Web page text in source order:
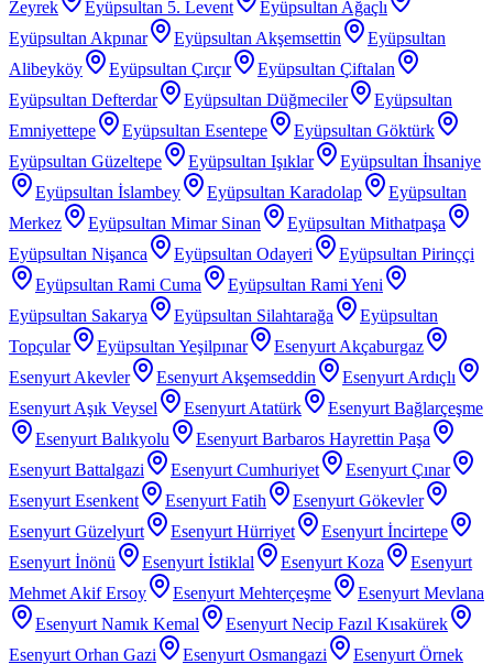
Zeyrek
Eyüpsultan 5. Levent
Eyüpsultan Ağaçlı
Eyüpsultan Akpınar
Eyüpsultan Akşemsettin
Eyüpsultan
Alibeyköy
Eyüpsultan Çırçır
Eyüpsultan Çiftalan
Eyüpsultan Defterdar
Eyüpsultan Düğmeciler
Eyüpsultan
Emniyettepe
Eyüpsultan Esentepe
Eyüpsultan Göktürk
Eyüpsultan Güzeltepe
Eyüpsultan Işıklar
Eyüpsultan İhsaniye
Eyüpsultan İslambey
Eyüpsultan Karadolap
Eyüpsultan
Merkez
Eyüpsultan Mimar Sinan
Eyüpsultan Mithatpaşa
Eyüpsultan Nişanca
Eyüpsultan Odayeri
Eyüpsultan Pirinççi
Eyüpsultan Rami Cuma
Eyüpsultan Rami Yeni
Eyüpsultan Sakarya
Eyüpsultan Silahtarağa
Eyüpsultan
Topçular
Eyüpsultan Yeşilpınar
Esenyurt Akçaburgaz
Esenyurt Akevler
Esenyurt Akşemseddin
Esenyurt Ardıçlı
Esenyurt Aşık Veysel
Esenyurt Atatürk
Esenyurt Bağlarçeşme
Esenyurt Balıkyolu
Esenyurt Barbaros Hayrettin Paşa
Esenyurt Battalgazi
Esenyurt Cumhuriyet
Esenyurt Çınar
Esenyurt Esenkent
Esenyurt Fatih
Esenyurt Gökevler
Esenyurt Güzelyurt
Esenyurt Hürriyet
Esenyurt İncirtepe
Esenyurt İnönü
Esenyurt İstiklal Esenyurt Koza
Esenyurt
Mehmet Akif Ersoy
Esenyurt Mehterçeşme
Esenyurt Mevlana
Esenyurt Namık Kemal
Esenyurt Necip Fazıl Kısakürek
Esenyurt Orhan Gazi
Esenyurt Osmangazi
Esenyurt Örnek